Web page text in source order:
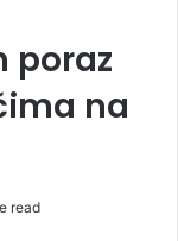
poraz
na
read